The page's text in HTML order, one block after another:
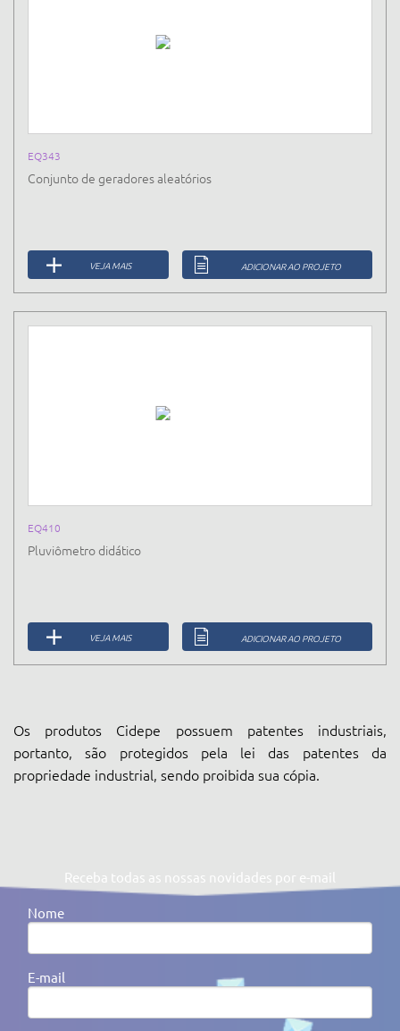
EQ343
Conjunto de geradores aleatórios
VEJA MAIS ADICIONAR AO PROJETO
EQ410
Pluviômetro didático
VEJA MAIS ADICIONAR AO PROJETO
Os produtos Cidepe possuem patentes industriais,
portanto, são protegidos pela lei das patentes da
propriedade industrial, sendo proibida sua cópia.
Receba todas as nossas novidades por e-mail
Nome
E-mail